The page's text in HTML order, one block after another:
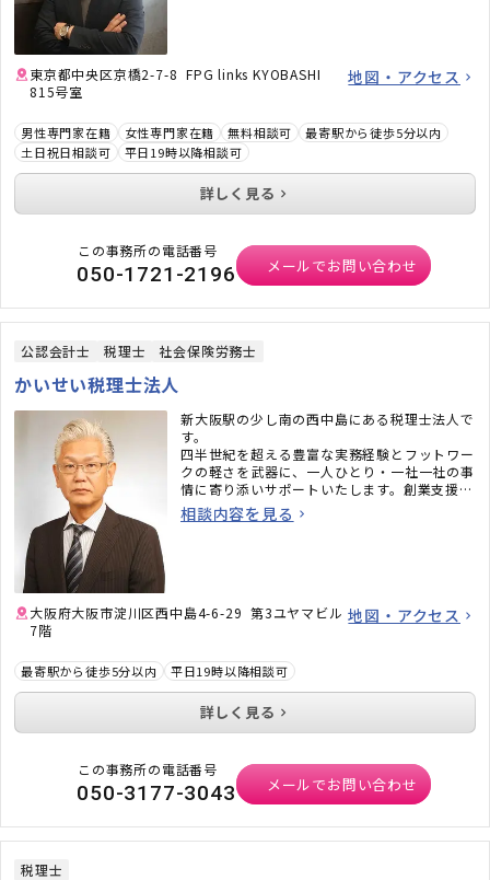
東京都中央区京橋2-7-8 FPG links KYOBASHI
815号室
地図・アクセス
男性専門家在籍 女性専門家在籍 無料相談可
最寄駅から徒歩5分以内
土日祝日相談可
平日19時以降相談可
詳しく見る
この事務所の電話番号
050-1721-2196 メールでお問い合わせ
公認会計士 税理士 社会保険労務士
かいせい税理士法人
新大阪駅の少し南の西中島にある税理士法人で
す。
四半世紀を超える豊富な実務経験とフットワー
クの軽さを武器に、一人ひとり・一社一社の事
情に寄り添いサポートいたします。創業支援か
らM＆A、相続・事業承継まで、幅広い対応が
可能です。まずは、お気軽にお問合せくださ
相談内容を見る
大阪府大阪市淀川区西中島4-6-29 第3ユヤマビル
7階
地図・アクセス
最寄駅から徒歩5分以内 平日19時以降相談可
詳しく見る
この事務所の電話番号
050-3177-3043 メールでお問い合わせ
税理士